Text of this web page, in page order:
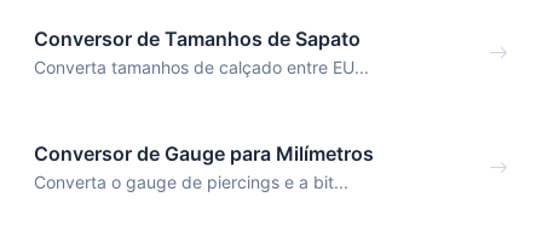
Conversor de Tamanhos de Sapato
Converta tamanhos de calçado entre EU...
Conversor de Gauge para Milímetros
Converta o gauge de piercings e a bit...